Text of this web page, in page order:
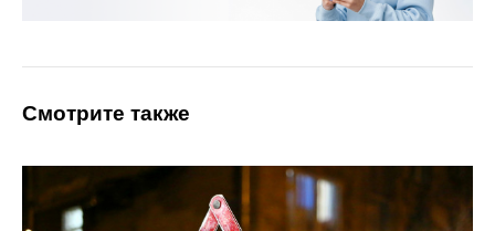
Смотрите также